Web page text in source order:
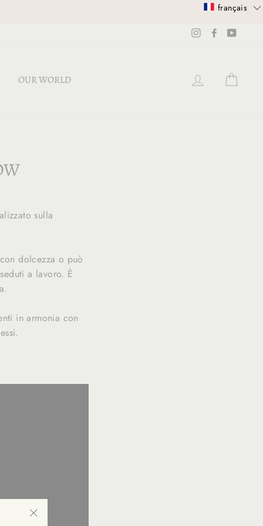
InstagramFacebook
OUR WORLD SE
sulla
dolcezza o può
a lavoro. È
in armonia con
français